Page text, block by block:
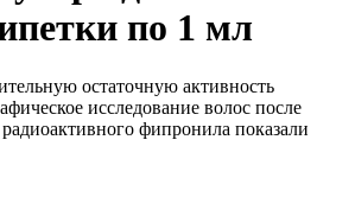
по 1 мл
остаточную активность
исследование волос после
фипронила показали